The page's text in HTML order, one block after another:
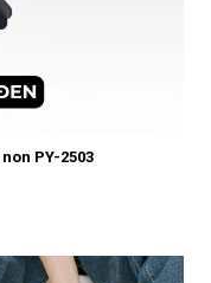
PY-2503